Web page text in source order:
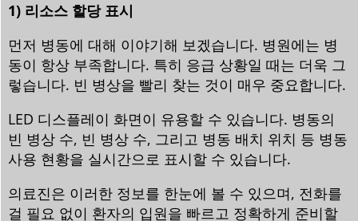
1) 리소스 할당 표시
먼저 병동에 대해 이야기해 보겠습니다. 병원에는 병
동이 항상 부족합니다. 특히 응급 상황일 때는 더욱 그
렇습니다. 빈 병상을 빨리 찾는 것이 매우 중요합니다.
LED 디스플레이 화면이 유용할 수 있습니다. 병동의
빈 병상 수, 빈 병상 수, 그리고 병동 배치 위치 등 병동
사용 현황을 실시간으로 표시할 수 있습니다.
의료진은 이러한 정보를 한눈에 볼 수 있으며, 전화를
걸 필요 없이 환자의 입원을 빠르고 정확하게 준비할